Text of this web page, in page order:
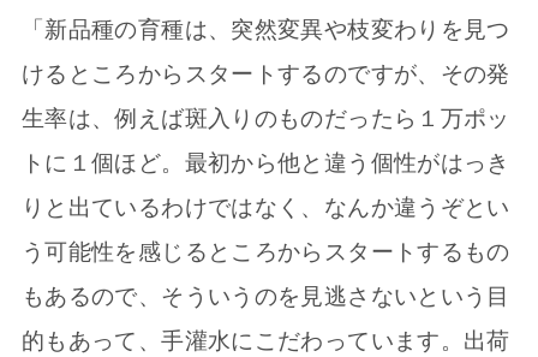
「新品種の育種は、突然変異や枝変わりを見つ
けるところからスタートするのですが、その発
生率は、例えば斑入りのものだったら１万ポッ
トに１個ほど。最初から他と違う個性がはっき
りと出ているわけではなく、なんか違うぞとい
う可能性を感じるところからスタートするもの
もあるので、そういうのを見逃さないという目
的もあって、手灌水にこだわっています。出荷